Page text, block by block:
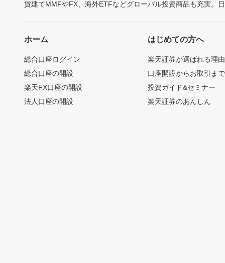
貨建てMMFやFX、海外ETFなどグローバル投資商品も充実。
ホーム
総合口座ログイン
総合口座の開設
楽天FX口座の開設
法人口座の開設
はじめての方へ
楽天証券が選ばれる理由
口座開設からお取引ま
投資ガイド&セミナー
楽天証券のあんしん